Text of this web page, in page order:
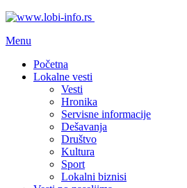
Menu
Početna
Lokalne vesti
Vesti
Hronika
Servisne informacije
Dešavanja
Društvo
Kultura
Sport
Lokalni biznisi